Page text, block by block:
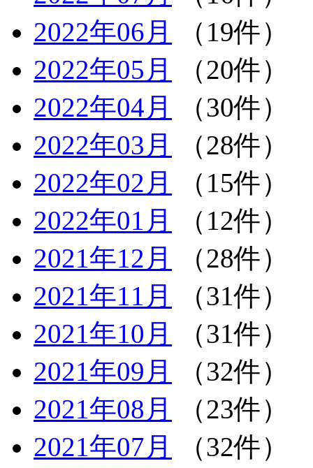
2022年06月
（19件）
2022年05月
（20件）
2022年04月
（30件）
2022年03月
（28件）
2022年02月
（15件）
2022年01月
（12件）
2021年12月
（28件）
2021年11月
（31件）
2021年10月
（31件）
2021年09月
（32件）
2021年08月
（23件）
2021年07月
（32件）